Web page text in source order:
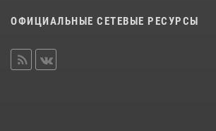
ОФИЦИАЛЬНЫЕ СЕТЕВЫЕ РЕСУРСЫ